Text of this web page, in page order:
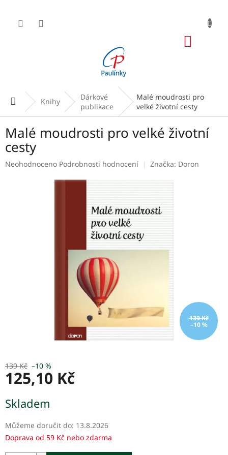
obsah
Domů Knihy
Dárkové
publikace
Malé moudrosti pro
velké životní cesty
Malé moudrosti pro velké životní
cesty
Průměrné
Neohodnoceno Podrobnosti hodnocení Značka: Doron
139 Kč
–10 %
139 Kč –10 %
125,10 Kč
cena:
Skladem
Můžeme doručit do: 13.8.2026
Doprava od 59 Kč nebo zdarma